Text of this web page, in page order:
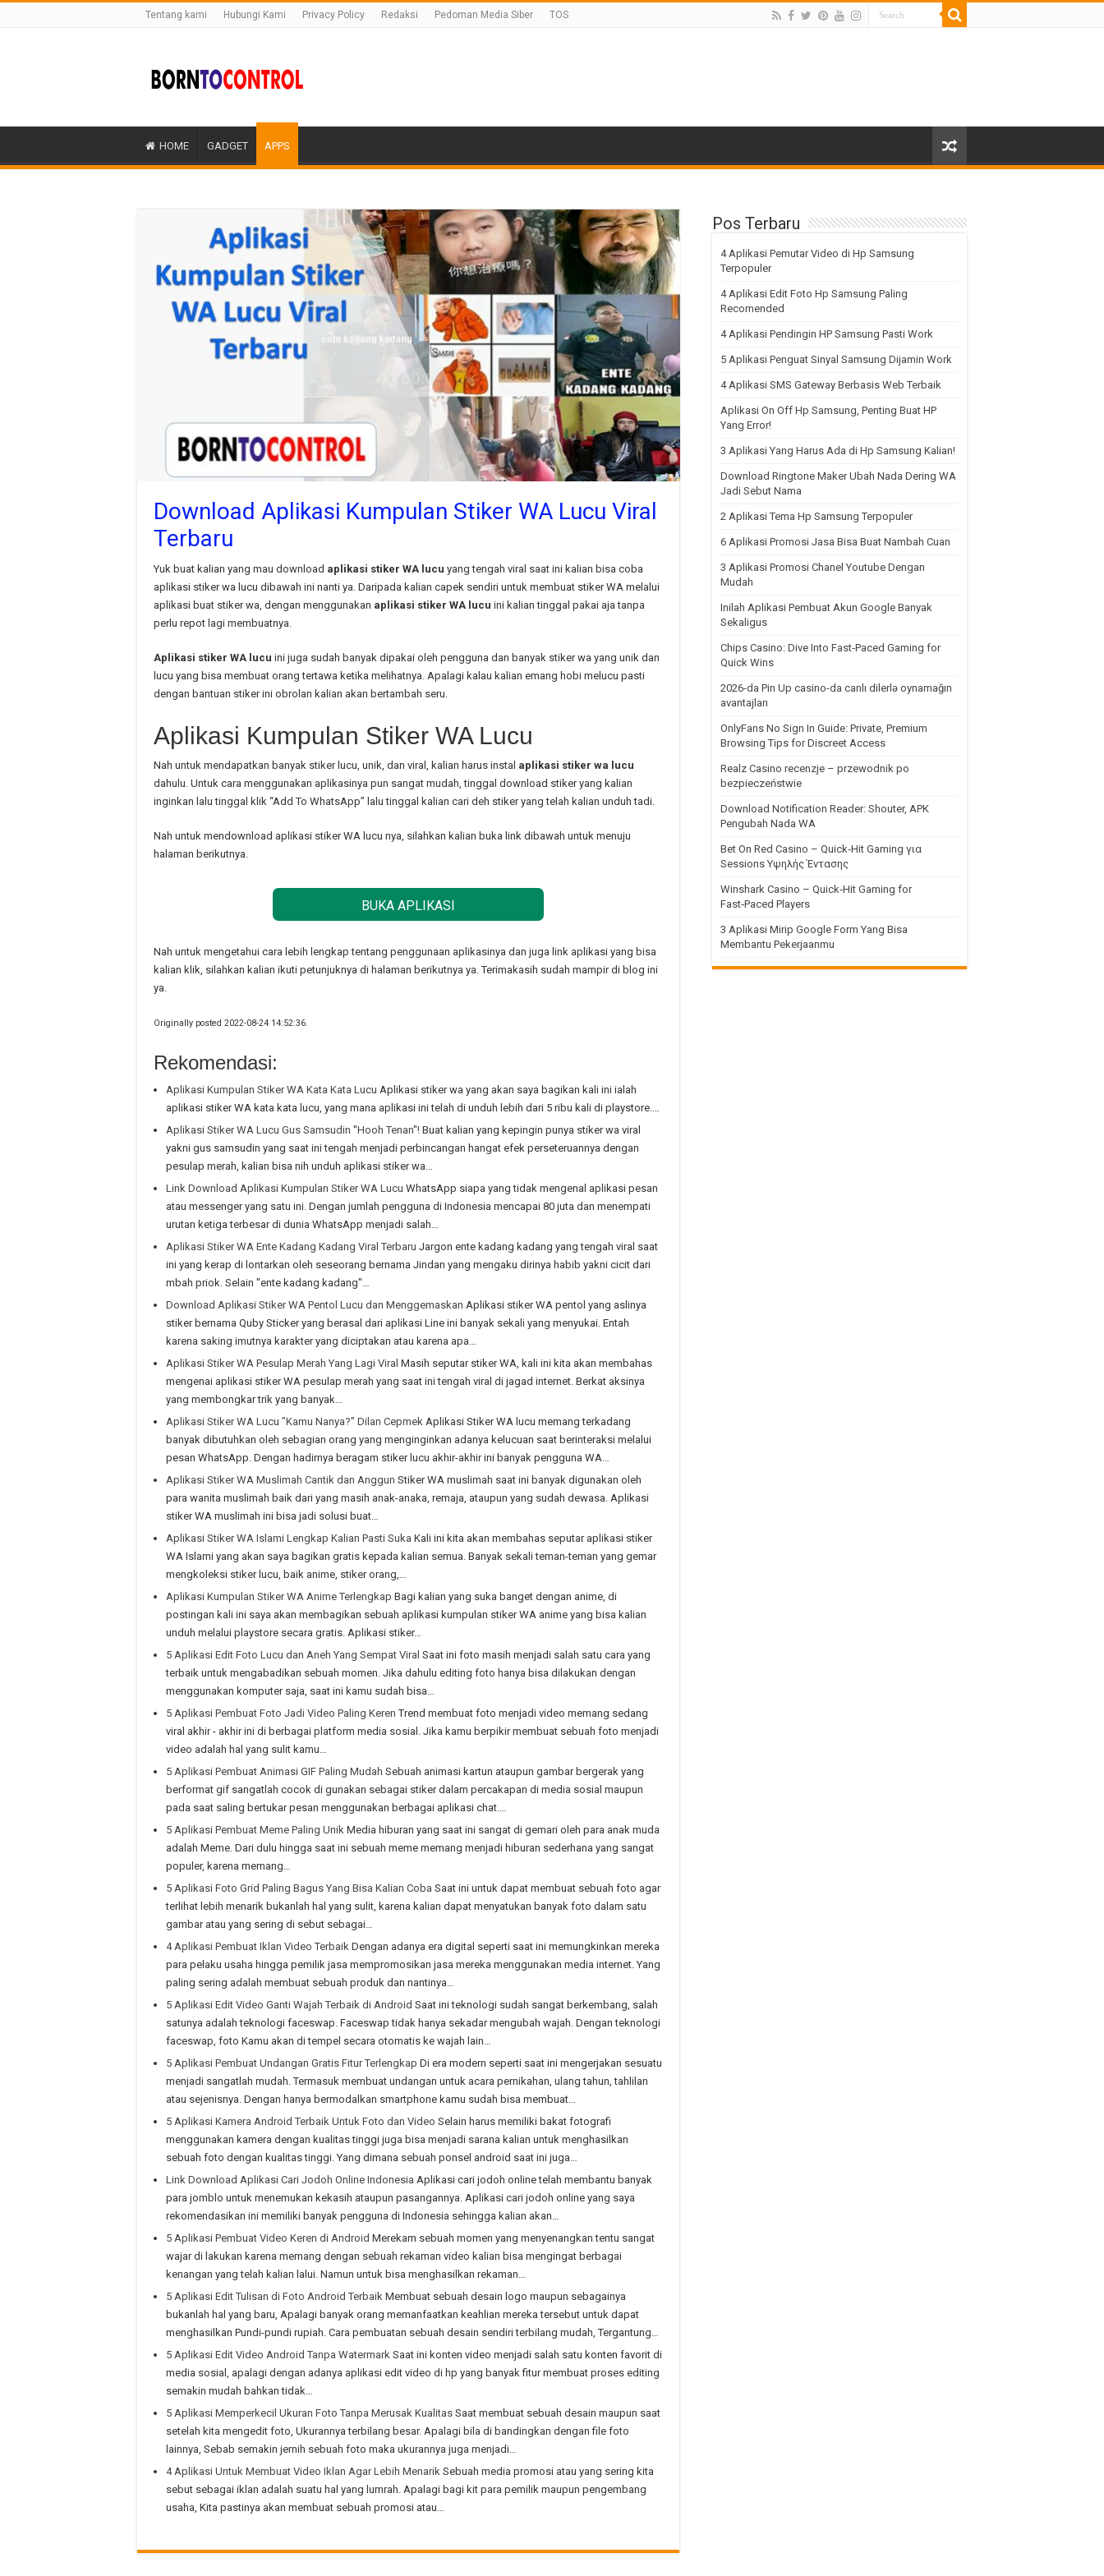
Tentang kami Hubungi Kami Privacy Policy Redaksi Pedoman Media Siber TOS
HOME GADGET APPS
Download Aplikasi Kumpulan Stiker WA Lucu Viral
Terbaru
Yuk buat kalian yang mau download aplikasi stiker WA lucu yang tengah viral saat ini kalian bisa coba
aplikasi stiker wa lucu dibawah ini nanti ya. Daripada kalian capek sendiri untuk membuat stiker WA melalui
aplikasi buat stiker wa, dengan menggunakan aplikasi stiker WA lucu ini kalian tinggal pakai aja tanpa
perlu repot lagi membuatnya.
Aplikasi stiker WA lucu ini juga sudah banyak dipakai oleh pengguna dan banyak stiker wa yang unik dan
lucu yang bisa membuat orang tertawa ketika melihatnya. Apalagi kalau kalian emang hobi melucu pasti
dengan bantuan stiker ini obrolan kalian akan bertambah seru.
Aplikasi Kumpulan Stiker WA Lucu
Nah untuk mendapatkan banyak stiker lucu, unik, dan viral, kalian harus instal aplikasi stiker wa lucu
dahulu. Untuk cara menggunakan aplikasinya pun sangat mudah, tinggal download stiker yang kalian
inginkan lalu tinggal klik “Add To WhatsApp” lalu tinggal kalian cari deh stiker yang telah kalian unduh tadi.
Nah untuk mendownload aplikasi stiker WA lucu nya, silahkan kalian buka link dibawah untuk menuju
halaman berikutnya.
BUKA APLIKASI
Nah untuk mengetahui cara lebih lengkap tentang penggunaan aplikasinya dan juga link aplikasi yang bisa
kalian klik, silahkan kalian ikuti petunjuknya di halaman berikutnya ya. Terimakasih sudah mampir di blog ini
ya.
Originally posted 2022-08-24 14:52:36.
Rekomendasi:
Aplikasi Kumpulan Stiker WA Kata Kata Lucu Aplikasi stiker wa yang akan saya bagikan kali ini ialah
aplikasi stiker WA kata kata lucu, yang mana aplikasi ini telah di unduh lebih dari 5 ribu kali di playstore.…
Aplikasi Stiker WA Lucu Gus Samsudin ''Hooh Tenan''! Buat kalian yang kepingin punya stiker wa viral
yakni gus samsudin yang saat ini tengah menjadi perbincangan hangat efek perseteruannya dengan
pesulap merah, kalian bisa nih unduh aplikasi stiker wa…
Link Download Aplikasi Kumpulan Stiker WA Lucu WhatsApp siapa yang tidak mengenal aplikasi pesan
atau messenger yang satu ini. Dengan jumlah pengguna di Indonesia mencapai 80 juta dan menempati
urutan ketiga terbesar di dunia WhatsApp menjadi salah…
Aplikasi Stiker WA Ente Kadang Kadang Viral Terbaru Jargon ente kadang kadang yang tengah viral saat
ini yang kerap di lontarkan oleh seseorang bernama Jindan yang mengaku dirinya habib yakni cicit dari
mbah priok. Selain "ente kadang kadang"…
Download Aplikasi Stiker WA Pentol Lucu dan Menggemaskan Aplikasi stiker WA pentol yang aslinya
stiker bernama Quby Sticker yang berasal dari aplikasi Line ini banyak sekali yang menyukai. Entah
karena saking imutnya karakter yang diciptakan atau karena apa…
Aplikasi Stiker WA Pesulap Merah Yang Lagi Viral Masih seputar stiker WA, kali ini kita akan membahas
mengenai aplikasi stiker WA pesulap merah yang saat ini tengah viral di jagad internet. Berkat aksinya
yang membongkar trik yang banyak…
Aplikasi Stiker WA Lucu "Kamu Nanya?" Dilan Cepmek Aplikasi Stiker WA lucu memang terkadang
banyak dibutuhkan oleh sebagian orang yang menginginkan adanya kelucuan saat berinteraksi melalui
pesan WhatsApp. Dengan hadirnya beragam stiker lucu akhir-akhir ini banyak pengguna WA…
Aplikasi Stiker WA Muslimah Cantik dan Anggun Stiker WA muslimah saat ini banyak digunakan oleh
para wanita muslimah baik dari yang masih anak-anaka, remaja, ataupun yang sudah dewasa. Aplikasi
stiker WA muslimah ini bisa jadi solusi buat…
Aplikasi Stiker WA Islami Lengkap Kalian Pasti Suka Kali ini kita akan membahas seputar aplikasi stiker
WA Islami yang akan saya bagikan gratis kepada kalian semua. Banyak sekali teman-teman yang gemar
mengkoleksi stiker lucu, baik anime, stiker orang,…
Aplikasi Kumpulan Stiker WA Anime Terlengkap Bagi kalian yang suka banget dengan anime, di
postingan kali ini saya akan membagikan sebuah aplikasi kumpulan stiker WA anime yang bisa kalian
unduh melalui playstore secara gratis. Aplikasi stiker…
5 Aplikasi Edit Foto Lucu dan Aneh Yang Sempat Viral Saat ini foto masih menjadi salah satu cara yang
terbaik untuk mengabadikan sebuah momen. Jika dahulu editing foto hanya bisa dilakukan dengan
menggunakan komputer saja, saat ini kamu sudah bisa…
5 Aplikasi Pembuat Foto Jadi Video Paling Keren Trend membuat foto menjadi video memang sedang
viral akhir - akhir ini di berbagai platform media sosial. Jika kamu berpikir membuat sebuah foto menjadi
video adalah hal yang sulit kamu…
5 Aplikasi Pembuat Animasi GIF Paling Mudah Sebuah animasi kartun ataupun gambar bergerak yang
berformat gif sangatlah cocok di gunakan sebagai stiker dalam percakapan di media sosial maupun
pada saat saling bertukar pesan menggunakan berbagai aplikasi chat.…
5 Aplikasi Pembuat Meme Paling Unik Media hiburan yang saat ini sangat di gemari oleh para anak muda
adalah Meme. Dari dulu hingga saat ini sebuah meme memang menjadi hiburan sederhana yang sangat
populer, karena memang…
5 Aplikasi Foto Grid Paling Bagus Yang Bisa Kalian Coba Saat ini untuk dapat membuat sebuah foto agar
terlihat lebih menarik bukanlah hal yang sulit, karena kalian dapat menyatukan banyak foto dalam satu
gambar atau yang sering di sebut sebagai…
4 Aplikasi Pembuat Iklan Video Terbaik Dengan adanya era digital seperti saat ini memungkinkan mereka
para pelaku usaha hingga pemilik jasa mempromosikan jasa mereka menggunakan media internet. Yang
paling sering adalah membuat sebuah produk dan nantinya…
5 Aplikasi Edit Video Ganti Wajah Terbaik di Android Saat ini teknologi sudah sangat berkembang, salah
satunya adalah teknologi faceswap. Faceswap tidak hanya sekadar mengubah wajah. Dengan teknologi
faceswap, foto Kamu akan di tempel secara otomatis ke wajah lain…
5 Aplikasi Pembuat Undangan Gratis Fitur Terlengkap Di era modern seperti saat ini mengerjakan sesuatu
menjadi sangatlah mudah. Termasuk membuat undangan untuk acara pernikahan, ulang tahun, tahlilan
atau sejenisnya. Dengan hanya bermodalkan smartphone kamu sudah bisa membuat…
5 Aplikasi Kamera Android Terbaik Untuk Foto dan Video Selain harus memiliki bakat fotografi
menggunakan kamera dengan kualitas tinggi juga bisa menjadi sarana kalian untuk menghasilkan
sebuah foto dengan kualitas tinggi. Yang dimana sebuah ponsel android saat ini juga…
Link Download Aplikasi Cari Jodoh Online Indonesia Aplikasi cari jodoh online telah membantu banyak
para jomblo untuk menemukan kekasih ataupun pasangannya. Aplikasi cari jodoh online yang saya
rekomendasikan ini memiliki banyak pengguna di Indonesia sehingga kalian akan…
5 Aplikasi Pembuat Video Keren di Android Merekam sebuah momen yang menyenangkan tentu sangat
wajar di lakukan karena memang dengan sebuah rekaman video kalian bisa mengingat berbagai
kenangan yang telah kalian lalui. Namun untuk bisa menghasilkan rekaman…
5 Aplikasi Edit Tulisan di Foto Android Terbaik Membuat sebuah desain logo maupun sebagainya
bukanlah hal yang baru, Apalagi banyak orang memanfaatkan keahlian mereka tersebut untuk dapat
menghasilkan Pundi-pundi rupiah. Cara pembuatan sebuah desain sendiri terbilang mudah, Tergantung…
5 Aplikasi Edit Video Android Tanpa Watermark Saat ini konten video menjadi salah satu konten favorit di
media sosial, apalagi dengan adanya aplikasi edit video di hp yang banyak fitur membuat proses editing
semakin mudah bahkan tidak…
5 Aplikasi Memperkecil Ukuran Foto Tanpa Merusak Kualitas Saat membuat sebuah desain maupun saat
setelah kita mengedit foto, Ukurannya terbilang besar. Apalagi bila di bandingkan dengan file foto
lainnya, Sebab semakin jernih sebuah foto maka ukurannya juga menjadi…
4 Aplikasi Untuk Membuat Video Iklan Agar Lebih Menarik Sebuah media promosi atau yang sering kita
sebut sebagai iklan adalah suatu hal yang lumrah. Apalagi bagi kit para pemilik maupun pengembang
usaha, Kita pastinya akan membuat sebuah promosi atau…
Pos Terbaru
4 Aplikasi Pemutar Video di Hp Samsung
Terpopuler
4 Aplikasi Edit Foto Hp Samsung Paling
Recomended
4 Aplikasi Pendingin HP Samsung Pasti Work
5 Aplikasi Penguat Sinyal Samsung Dijamin Work
4 Aplikasi SMS Gateway Berbasis Web Terbaik
Aplikasi On Off Hp Samsung, Penting Buat HP
Yang Error!
3 Aplikasi Yang Harus Ada di Hp Samsung Kalian!
Download Ringtone Maker Ubah Nada Dering WA
Jadi Sebut Nama
2 Aplikasi Tema Hp Samsung Terpopuler
6 Aplikasi Promosi Jasa Bisa Buat Nambah Cuan
3 Aplikasi Promosi Chanel Youtube Dengan
Mudah
Inilah Aplikasi Pembuat Akun Google Banyak
Sekaligus
Chips Casino: Dive Into Fast‑Paced Gaming for
Quick Wins
2026-da Pin Up casino-da canlı dilerlə oynamağın
avantajları
OnlyFans No Sign In Guide: Private, Premium
Browsing Tips for Discreet Access
Realz Casino recenzje – przewodnik po
bezpieczeństwie
Download Notification Reader: Shouter, APK
Pengubah Nada WA
Bet On Red Casino – Quick‑Hit Gaming για
Sessions Υψηλής Έντασης
Winshark Casino – Quick‑Hit Gaming for
Fast‑Paced Players
3 Aplikasi Mirip Google Form Yang Bisa
Membantu Pekerjaanmu